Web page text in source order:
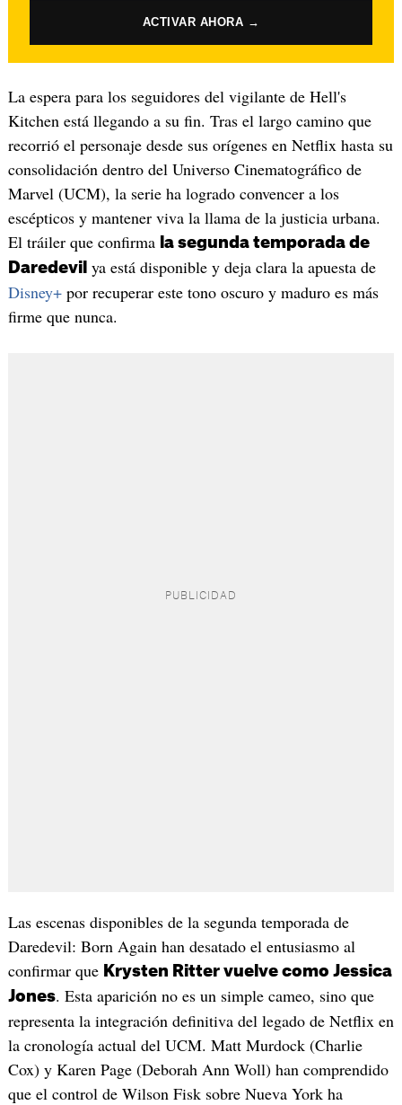
ACTIVAR AHORA →
La espera para los seguidores del vigilante de Hell's
Kitchen está llegando a su fin. Tras el largo camino que
recorrió el personaje desde sus orígenes en Netflix hasta su
consolidación dentro del Universo Cinematográfico de
Marvel (UCM), la serie ha logrado convencer a los
escépticos y mantener viva la llama de la justicia urbana.
El tráiler que confirma la segunda temporada de
Daredevil ya está disponible y deja clara la apuesta de
Disney+por recuperar este tono oscuro y maduro es más
firme que nunca.
Las escenas disponibles de la segunda temporada de
Daredevil: Born Again han desatado el entusiasmo al
confirmar que Krysten Ritter vuelve como Jessica
Jones. Esta aparición no es un simple cameo, sino que
representa la integración definitiva del legado de Netflix en
la cronología actual del UCM. Matt Murdock (Charlie
Cox) y Karen Page (Deborah Ann Woll) han comprendido
que el control de Wilson Fisk sobre Nueva York ha